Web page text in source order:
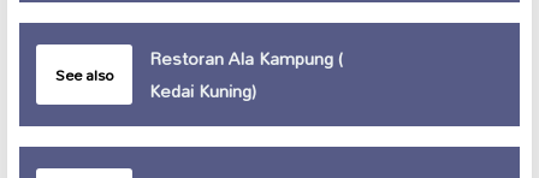
See also
Restoran Ala Kampung (
Kedai Kuning)